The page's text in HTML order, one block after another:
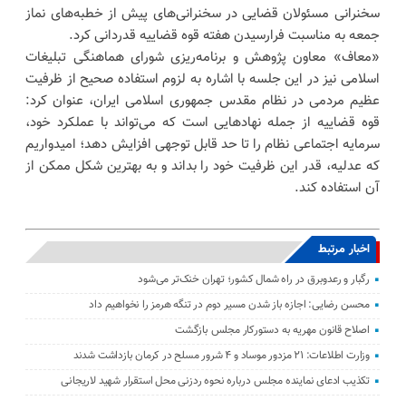
سخنرانی مسئولان قضایی در سخنرانی‌های پیش از خطبه‌های نماز
جمعه به مناسبت فرارسیدن هفته قوه قضاییه قدردانی کرد.
«معاف» معاون پژوهش و برنامه‌ریزی شورای هماهنگی تبلیغات
اسلامی نیز در این جلسه با اشاره به لزوم استفاده صحیح از ظرفیت
عظیم مردمی در نظام مقدس جمهوری اسلامی ایران، عنوان کرد:
قوه قضاییه از جمله نهاد‌هایی است که می‌تواند با عملکرد خود،
سرمایه اجتماعی نظام را تا حد قابل توجهی افزایش دهد؛ امیدواریم
که عدلیه، قدر این ظرفیت خود را بداند و به بهترین شکل ممکن از
آن استفاده کند.
اخبار مرتبط
رگبار و رعدوبرق در راه شمال کشور؛ تهران خنک‌تر می‌شود
محسن رضایی: اجازه باز شدن مسیر دوم در تنگه هرمز را نخواهیم داد
اصلاح قانون مهریه به دستورکار مجلس بازگشت
وزارت اطلاعات: ۲۱ مزدور موساد و ۴ شرور مسلح در کرمان بازداشت شدند
تکذیب ادعای نماینده مجلس درباره نحوه ردزنی محل استقرار شهید لاریجانی